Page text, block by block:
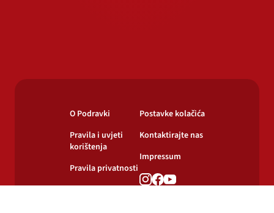
O Podravki
Pravila i uvjeti
korištenja
Pravila privatnosti
Postavke kolačića
Kontaktirajte nas
Impressum